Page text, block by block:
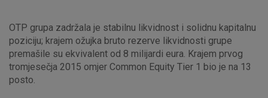
OTP grupa zadržala je stabilnu likvidnost i solidnu kapitalnu
poziciju; krajem ožujka bruto rezerve likvidnosti grupe
premašile su ekvivalent od 8 milijardi eura. Krajem prvog
tromjesečja 2015 omjer Common Equity Tier 1 bio je na 13
posto.
možete postaviti da blokira te kolačiće ili pošalje upozorenje
o njima, ali u tom slučaju neki dijelovi stranice neće raditi. Ti
kolačići ne pohranjuju nikakve informacije koje bi vas mogle
identificirati.